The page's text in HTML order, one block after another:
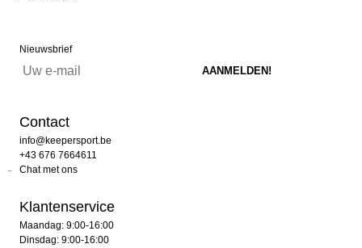
Nieuwsbrief
Contact
info@keepersport.be
+43 676 7664611
Chat met ons
Klantenservice
Maandag: 9:00-16:00
Dinsdag: 9:00-16:00